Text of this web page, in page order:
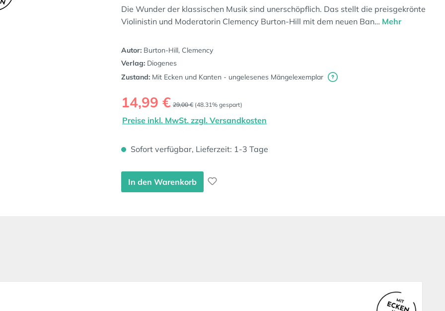
Die Wunder der klassischen Musik sind unerschöpflich. Das stellt die preisgekrönte
Violinistin und Moderatorin Clemency Burton-Hill mit dem neuen Ban… Mehr
Autor: Burton-Hill, Clemency
Verlag: Diogenes
Zustand: Mit Ecken und Kanten - ungelesenes Mängelexemplar
Verkaufspreis:
14,99 € Regulärer Preis:
29,00 € (48.31% gespart)
Preise inkl. MwSt. zzgl. Versandkosten
Sofort verfügbar, Lieferzeit: 1-3 Tage
In den Warenkorb